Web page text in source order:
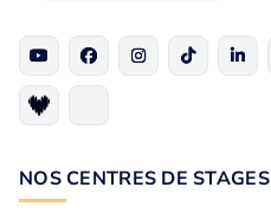
NOS CENTRES DE STAGES